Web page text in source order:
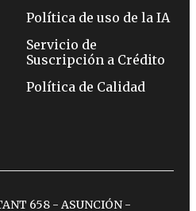
Política de uso de la IA
Servicio de
Suscripción a Crédito
Política de Calidad
658 - ASUNCIÓN -